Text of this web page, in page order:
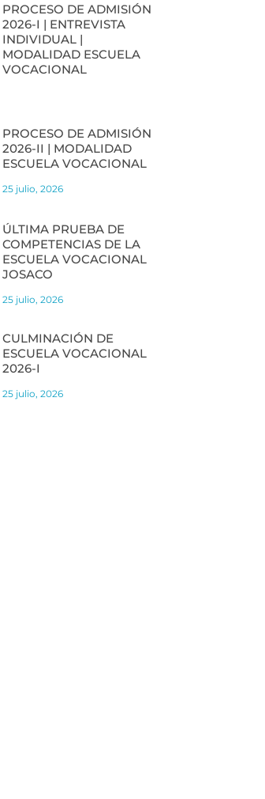
PROCESO DE ADMISIÓN
2026-I | ENTREVISTA
INDIVIDUAL |
MODALIDAD ESCUELA
VOCACIONAL
PROCESO DE ADMISIÓN
2026-II | MODALIDAD
ESCUELA VOCACIONAL
25 julio, 2026
ÚLTIMA PRUEBA DE
COMPETENCIAS DE LA
ESCUELA VOCACIONAL
JOSACO
25 julio, 2026
CULMINACIÓN DE
ESCUELA VOCACIONAL
2026-I
25 julio, 2026